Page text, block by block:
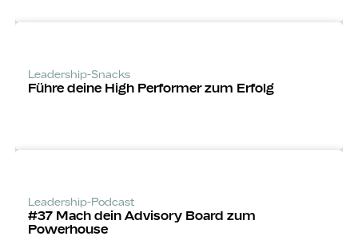
Leadership-Snacks
Führe deine High Performer zum Erfolg
Leadership-Podcast
#37 Mach dein Advisory Board zum
Powerhouse